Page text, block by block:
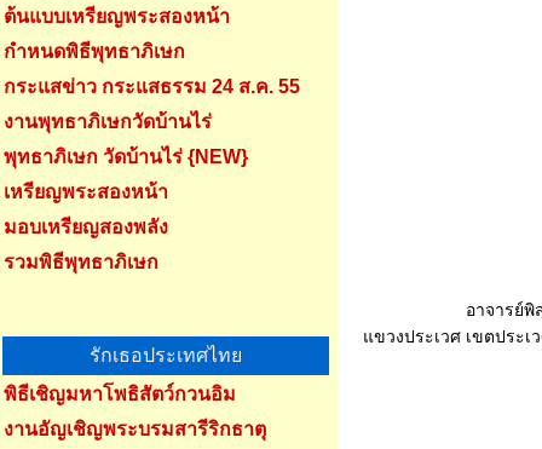
ต้นแบบเหรียญพระสองหน้า
กำหนดพิธีพุทธาภิเษก
กระแสข่าว กระแสธรรม 24 ส.ค. 55
งานพุทธาภิเษกวัดบ้านไร่
พุทธาภิเษก วัดบ้านไร่ {NEW}
เหรียญพระสองหน้า
มอบเหรียญสองพลัง
รวมพิธีพุทธาภิเษก
รักเธอประเทศไทย
พิธีเชิญมหาโพธิสัตว์กวนอิม
งานอัญเชิญพระบรมสารีริกธาตุ
อาจารย์
แขวงประเวศ เขตประ